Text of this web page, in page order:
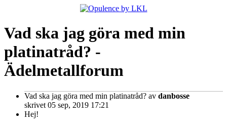
Vad ska jag göra med min
platinatråd? -
Ädelmetallforum
Vad ska jag göra med min platinatråd? av danbosse
skrivet 05 sep, 2019 17:21
Hej!